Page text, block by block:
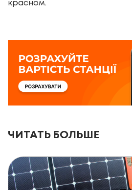
красном.
ЧИТАТЬ БОЛЬШЕ